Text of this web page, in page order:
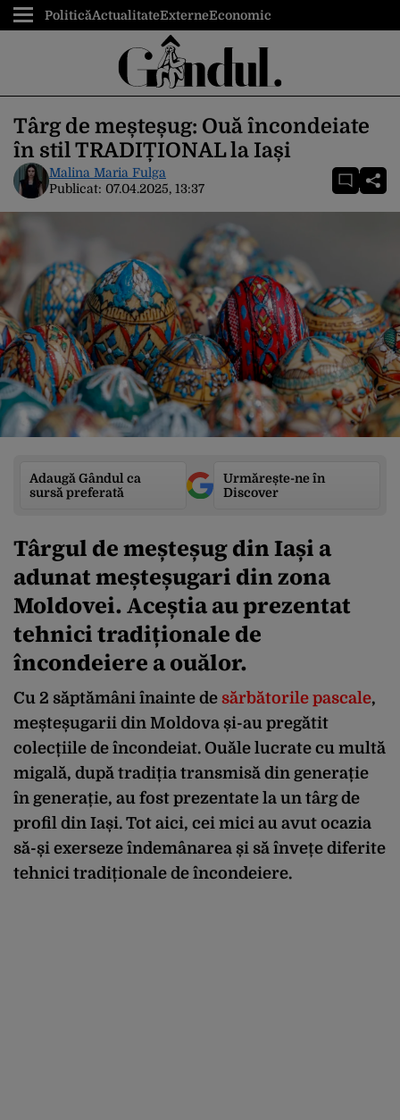
PoliticăActualitateExterneEconomic
Târg de meșteșug: Ouă încondeiate
în stil TRADIȚIONAL la Iași
Malina Maria Fulga
Publicat: 07.04.2025, 13:37
Adaugă Gândul ca
sursă preferată
Urmărește-ne în
Discover
Târgul de meșteșug din Iași a
adunat meșteșugari din zona
Moldovei. Aceștia au prezentat
tehnici tradiționale de
încondeiere a ouălor.
Cu 2 săptămâni înainte de sărbătorile pascale,
meșteșugarii din Moldova și-au pregătit
colecțiile de încondeiat. Ouăle lucrate cu multă
migală, după tradiția transmisă din generație
în generație, au fost prezentate la un târg de
profil din Iași. Tot aici, cei mici au avut ocazia
să-și exerseze îndemânarea și să învețe diferite
tehnici tradiționale de încondeiere.